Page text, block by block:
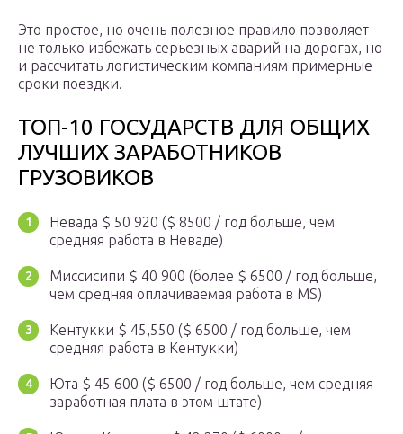
Это простое, но очень полезное правило позволяет
не только избежать серьезных аварий на дорогах, но
и рассчитать логистическим компаниям примерные
сроки поездки.
ТОП-10 ГОСУДАРСТВ ДЛЯ ОБЩИХ
ЛУЧШИХ ЗАРАБОТНИКОВ
ГРУЗОВИКОВ
Невада $ 50 920 ($ 8500 / год больше, чем
средняя работа в Неваде)
Миссисипи $ 40 900 (более $ 6500 / год больше,
чем средняя оплачиваемая работа в MS)
Кентукки $ 45,550 ($ 6500 / год больше, чем
средняя работа в Кентукки)
Юта $ 45 600 ($ 6500 / год больше, чем средняя
заработная плата в этом штате)